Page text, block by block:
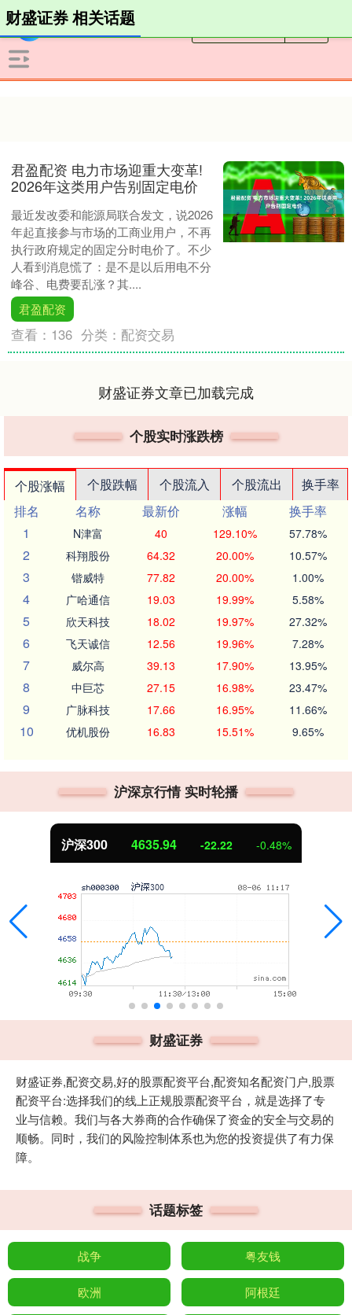
财盛证券 相关话题
君盈配资 电力市场迎重大变革!
2026年这类用户告别固定电价
最近发改委和能源局联合发文，说2026
年起直接参与市场的工商业用户，不再
执行政府规定的固定分时电价了。不少
人看到消息慌了：是不是以后用电不分
峰谷、电费要乱涨？其....
君盈配资
查看： 136 分类： 配资交易
财盛证券文章已加载完成
个股实时涨跌榜
个股涨幅 个股跌幅 个股流入 个股流出
换手率
排名
名称 最新价 涨幅
换手率
1
N津富 40 129.10% 57.78%
2 科翔股份 64.32 20.00% 10.57%
3 锴威特 77.82 20.00% 1.00%
4 广哈通信 19.03 19.99% 5.58%
5 欣天科技 18.02 19.97% 27.32%
6 飞天诚信 12.56 19.96% 7.28%
7 威尔高 39.13 17.90% 13.95%
8 中巨芯 27.15 16.98% 23.47%
9 广脉科技 17.66 16.95% 11.66%
10 优机股份 16.83 15.51% 9.65%
沪深京行情 实时轮播
沪深300 4635.94 -22.22 -0.48%
财盛证券
财盛证券,配资交易,好的股票配资平台,配资知名配资门户,股票
配资平台:选择我们的线上正规股票配资平台，就是选择了专
业与信赖。我们与各大券商的合作确保了资金的安全与交易的
顺畅。同时，我们的风险控制体系也为您的投资提供了有力保
障。
话题标签
战争 粤友钱
欧洲 阿根廷